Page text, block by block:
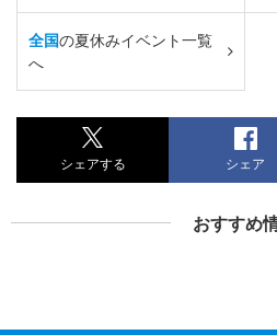
全国の夏休みイベント一覧
へ
シェアする シェア
おすすめ